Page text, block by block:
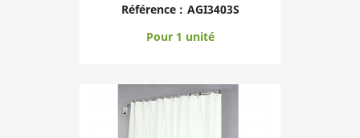
Référence : AGI3403S
Pour 1 unité